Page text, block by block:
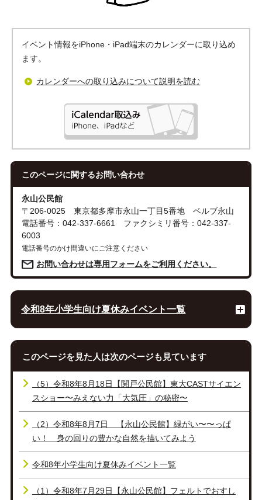
イベント情報をiPhone・iPad端末のカレンダーに取り込め
ます。
カレンダーへの取り込みについて説明を読む
このページに関するお問い合わせ
永山公民館
〒206-0025 東京都多摩市永山一丁目5番地 ベルブ永山
電話番号：042-337-6661 ファクシミリ番号：042-337-
6003
電話番号のかけ間違いにご注意ください
お問い合わせは専用フォームをご利用ください。
令和8年小学生向け夏休みイベント一覧
このページを見た人は次のページも見ています
（5）令和8年8月18日【関戸公民館】東大CASTサイエン
スショー〜みえない力「大気圧」の秘密〜
（2）令和8年8月7日 【永山公民館】緑がい〜〜っぱ
い！ 身の回りの豊かな自然を描いてみよう
令和8年小学生向け夏休みイベント一覧
（1）令和8年7月29日【永山公民館】フェルトでおすし